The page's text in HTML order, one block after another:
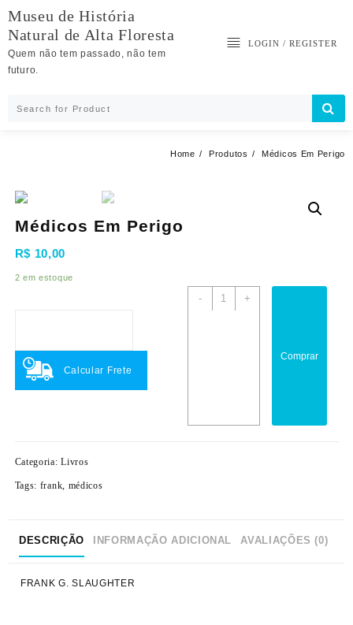
to
content
Museu de História
Natural de Alta Floresta
Quem não tem passado, não tem
futuro.
LOGIN / REGISTER
Home Produtos Médicos Em Perigo
Médicos Em Perigo
R$ 10,00
2 em estoque
Calcular Frete
-
Médicos
Em
+
Comprar
Categoria:Livros
Tags: frank, médicos
DESCRIÇÃO INFORMAÇÃO ADICIONAL AVALIAÇÕES (0)
FRANK G. SLAUGHTER